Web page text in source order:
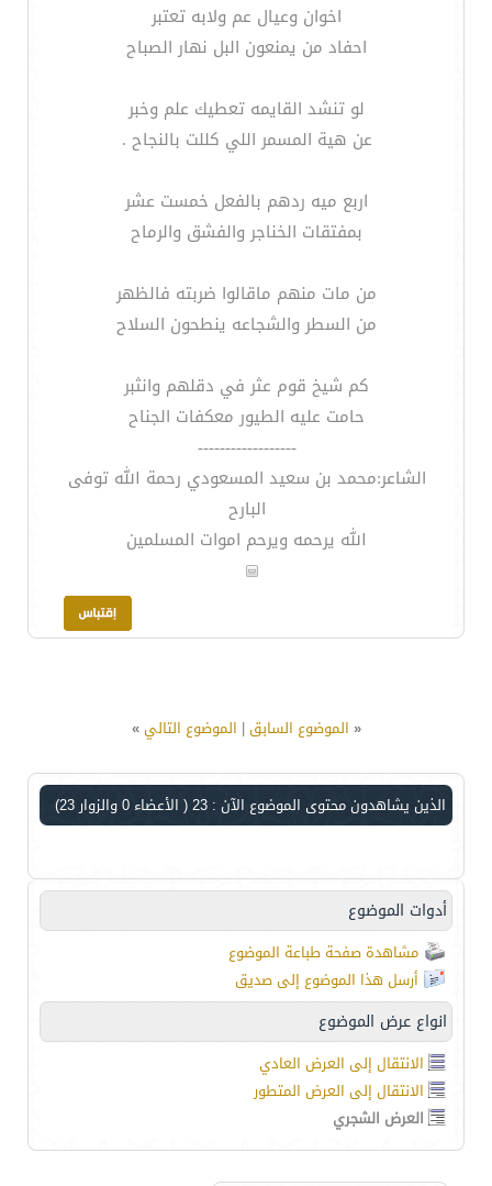
اخوان وعيال عم ولابه تعتبر
احفاد من يمنعون البل نهار الصباح
لو تنشد القايمه تعطيك علم وخبر
عن هية المسمر اللي كللت بالنجاح .
اربع ميه ردهم بالفعل خمست عشر
بمفتقات الخناجر والفشق والرماح
من مات منهم ماقالوا ضربته فالظهر
من السطر والشجاعه ينطحون السلاح
كم شيخ قوم عثر في دقلهم وانثبر
حامت عليه الطيور معكفات الجناح
------------------
الشاعر:محمد بن سعيد المسعودي رحمة الله توفى
البارح
الله يرحمه ويرحم اموات المسلمين
« الموضوع السابق| الموضوع التالي»
الذين يشاهدون محتوى الموضوع الآن : 23 ( الأعضاء 0 والزوار 23)
أدوات الموضوع
مشاهدة صفحة طباعة الموضوع
أرسل هذا الموضوع إلى صديق
انواع عرض الموضوع
الانتقال إلى العرض العادي
الانتقال إلى العرض المتطور
العرض الشجري